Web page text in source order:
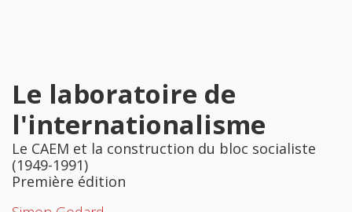
Le laboratoire de
l'internationalisme
Le CAEM et la construction du bloc socialiste
(1949-1991)
Première édition